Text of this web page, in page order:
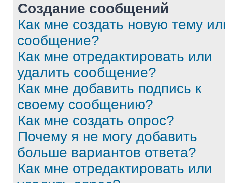
Создание сообщений
Как мне создать новую тему
сообщение?
Как мне отредактировать или
удалить сообщение?
Как мне добавить подпись к
своему сообщению?
Как мне создать опрос?
Почему я не могу добавить
больше вариантов ответа?
Как мне отредактировать или